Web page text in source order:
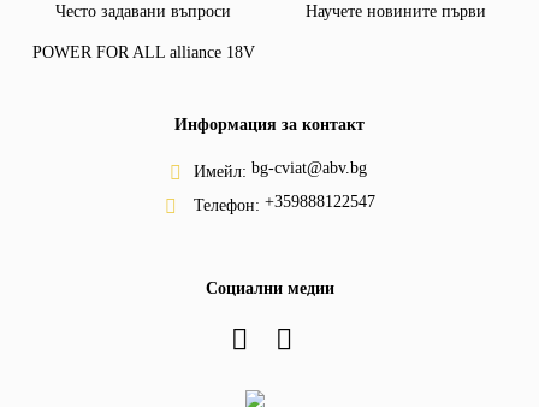
Често задавани въпроси Научете новините първи
POWER FOR ALL alliance 18V
Информация за контакт
Имейл: bg-cviat@abv.bg
Телефон: +359888122547
Социални медии